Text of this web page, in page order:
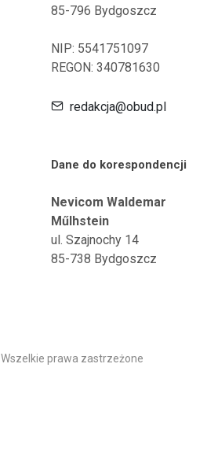
85-796 Bydgoszcz
NIP: 5541751097
REGON: 340781630
redakcja@obud.pl
Dane do korespondencji
Nevicom Waldemar
Műlhstein
ul. Szajnochy 14
85-738 Bydgoszcz
Wszelkie prawa zastrzeżone